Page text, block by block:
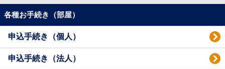
各種お手続き（部屋）
申込手続き（個人）
申込手続き（法人）